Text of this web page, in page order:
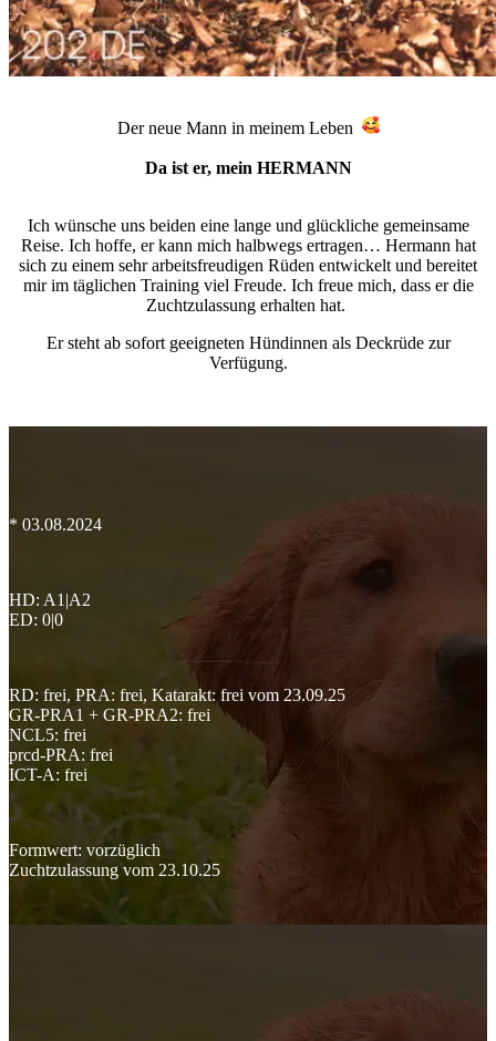
Der neue Mann in meinem Leben
Da ist er, mein HERMANN
Ich wünsche uns beiden eine lange und glückliche gemeinsame
Reise. Ich hoffe, er kann mich halbwegs ertragen… Hermann hat
sich zu einem sehr arbeitsfreudigen Rüden entwickelt und bereitet
mir im täglichen Training viel Freude. Ich freue mich, dass er die
Zuchtzulassung erhalten hat.
Er steht ab sofort geeigneten Hündinnen als Deckrüde zur
Verfügung.
* 03.08.2024
HD: A1|A2
ED: 0|0
RD: frei, PRA: frei, Katarakt: frei vom 23.09.25
GR-PRA1 + GR-PRA2: frei
NCL5: frei
prcd-PRA: frei
ICT-A: frei
Formwert: vorzüglich
Zuchtzulassung vom 23.10.25